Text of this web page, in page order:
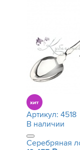
Артикул: 4518
В наличии
Серебряная